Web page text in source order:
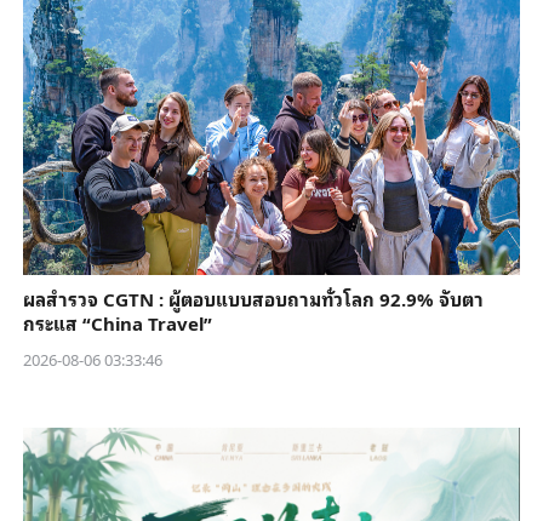
ผลสำรวจ CGTN : ผู้ตอบแบบสอบถามทั่วโลก 92.9% จับตา
กระแส “China Travel”
2026-08-06 03:33:46